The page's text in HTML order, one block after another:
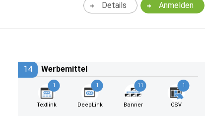
Anmelden
Details
14 Werbemittel
1
Textlink
1
DeepLink
11
Banner
1
CSV